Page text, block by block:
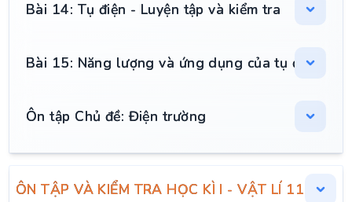
Bài 14: Tụ điện - Luyện tập và kiểm tra
Bài 15: Năng lượng và ứng dụng của tụ điện -
Ôn tập Chủ đề: Điện trường
ÔN TẬP VÀ KIỂM TRA HỌC KÌ I - VẬT LÍ 11